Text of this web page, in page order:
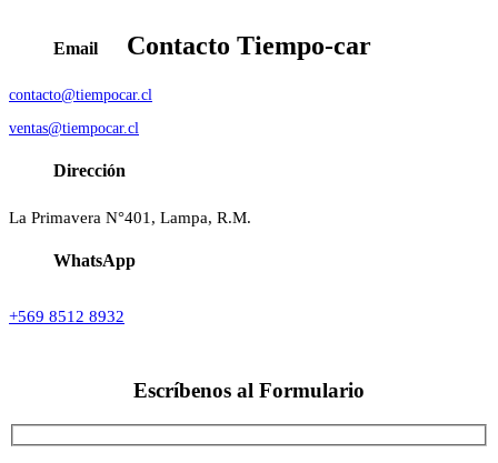
Contacto Tiempo-car
Email
contacto@tiempocar.cl
ventas@tiempocar.cl
Dirección
La Primavera N°401, Lampa, R.M.
WhatsApp
+569 8512 8932
Escríbenos al Formulario